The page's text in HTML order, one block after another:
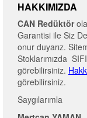
HAKKIMIZDA
CAN Redüktör
Garantisi ile Siz
onur duyarız.
Stoklarımızda
görebilirsiniz.
görebilirsiniz.
Saygılarımla